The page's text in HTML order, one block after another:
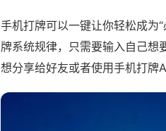
手机打牌可以一键让你轻松成为
牌系统规律，只需要输入自己想
想分享给好友或者使用手机打牌